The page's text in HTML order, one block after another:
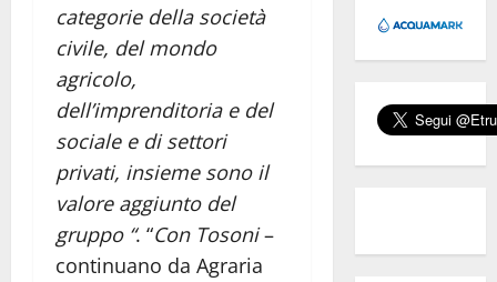
categorie della società
civile, del mondo
agricolo,
dell’imprenditoria e del
sociale e di settori
privati, insieme sono il
valore aggiunto del
gruppo “. “Con Tosoni–
continuano da Agraria